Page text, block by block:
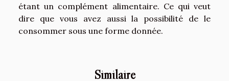
étant un complément alimentaire. Ce qui veut
dire que vous avez aussi la possibilité de le
consommer sous une forme donnée.
Similaire